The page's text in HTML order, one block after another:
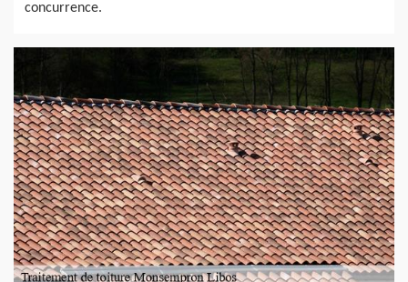
concurrence.